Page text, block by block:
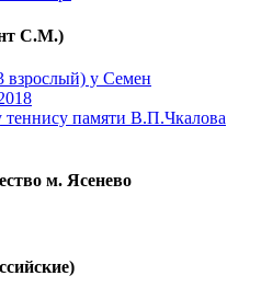
С.М.)
взрослый) у Семен
теннису памяти В.П.Чкалова
м. Ясенево